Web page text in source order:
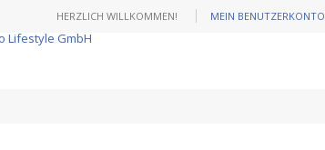
MEIN BENUTZERKONTO
HERZLICH WILLKOMMEN!